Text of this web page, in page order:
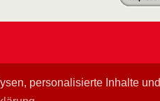
personalisierte Inhalte